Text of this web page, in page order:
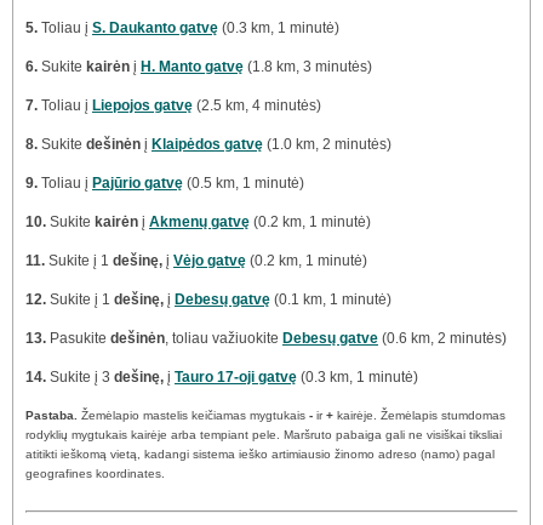
5. Toliau į S. Daukanto gatvę (0.3 km, 1 minutė)
6. Sukite kairėn į H. Manto gatvę (1.8 km, 3 minutės)
7. Toliau į Liepojos gatvę (2.5 km, 4 minutės)
8. Sukite dešinėn į Klaipėdos gatvę (1.0 km, 2 minutės)
9. Toliau į Pajūrio gatvę (0.5 km, 1 minutė)
10. Sukite kairėn į Akmenų gatvę (0.2 km, 1 minutė)
11. Sukite į 1 dešinę, į Vėjo gatvę (0.2 km, 1 minutė)
12. Sukite į 1 dešinę, į Debesų gatvę (0.1 km, 1 minutė)
13. Pasukite dešinėn, toliau važiuokite Debesų gatve (0.6 km, 2 minutės)
14. Sukite į 3 dešinę, į Tauro 17-oji gatvę (0.3 km, 1 minutė)
Pastaba. Žemėlapio mastelis keičiamas mygtukais - ir+ kairėje. Žemėlapis stumdomas
rodyklių mygtukais kairėje arba tempiant pele. Maršruto pabaiga gali ne visiškai tiksliai
atitikti ieškomą vietą, kadangi sistema ieško artimiausio žinomo adreso (namo) pagal
geografines koordinates.